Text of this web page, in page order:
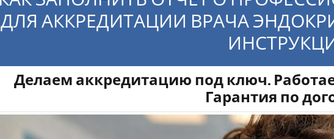
ДЛЯ АККРЕДИТАЦИИ ВРАЧА
Делаем аккредитацию под ключ.
Гарантия по